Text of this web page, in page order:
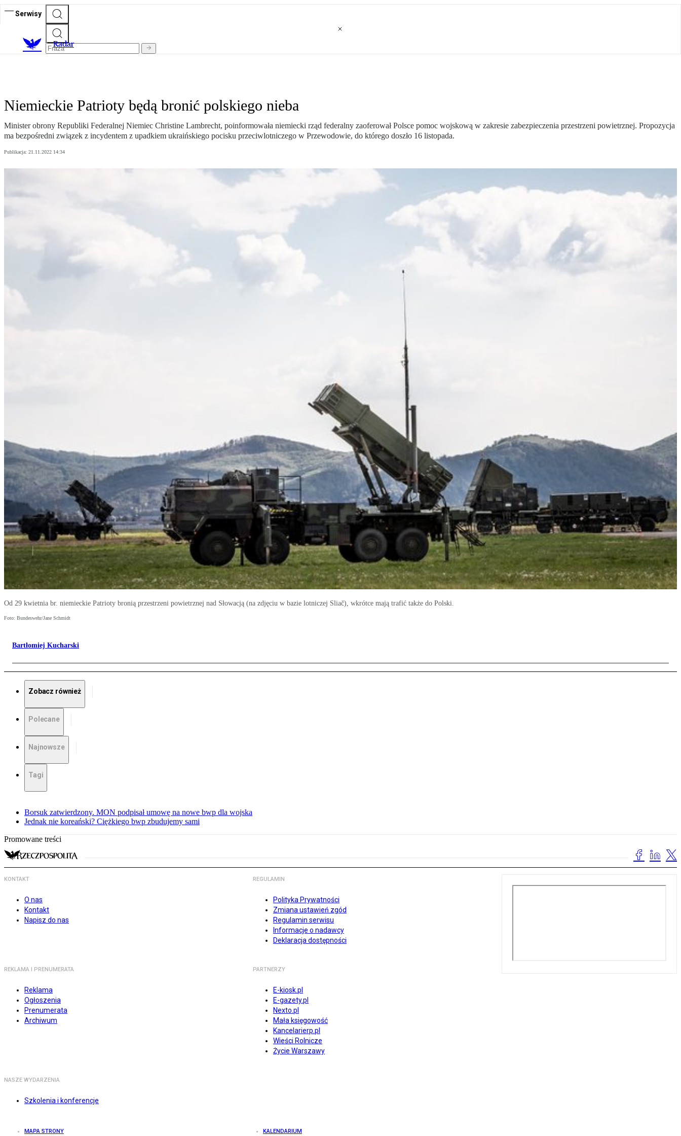
Serwisy
Radar
Niemieckie Patrioty będą bronić polskiego nieba
Minister obrony Republiki Federalnej Niemiec Christine Lambrecht, poinformowała niemiecki rząd federalny zaoferował Polsce pomoc wojskową w zakresie zabezpieczenia przestrzeni powietrznej. Propozycja
ma bezpośredni związek z incydentem z upadkiem ukraińskiego pocisku przeciwlotniczego w Przewodowie, do którego doszło 16 listopada.
Publikacja: 21.11.2022 14:34
Od 29 kwietnia br. niemieckie Patrioty bronią przestrzeni powietrznej nad Słowacją (na zdjęciu w bazie lotniczej Sliač), wkrótce mają trafić także do Polski.
Foto: Bundeswehr/Jane Schmidt
Bartłomiej Kucharski
Zobacz również
Polecane
Najnowsze
Tagi
Borsuk zatwierdzony. MON podpisał umowę na nowe bwp dla wojska
Jednak nie koreański? Ciężkiego bwp zbudujemy sami
Promowane treści
KONTAKT
O nas
Kontakt
Napisz do nas
REGULAMIN
Polityka Prywatności
Zmiana ustawień zgód
Regulamin serwisu
Informacje o nadawcy
Deklaracja dostępności
REKLAMA I PRENUMERATA
Reklama
Ogłoszenia
Prenumerata
Archiwum
PARTNERZY
E-kiosk.pl
E-gazety.pl
Nexto.pl
Mała księgowość
Kancelarierp.pl
Wieści Rolnicze
Życie Warszawy
NASZE WYDARZENIA
Szkolenia i konferencje
MAPA STRONY KALENDARIUM